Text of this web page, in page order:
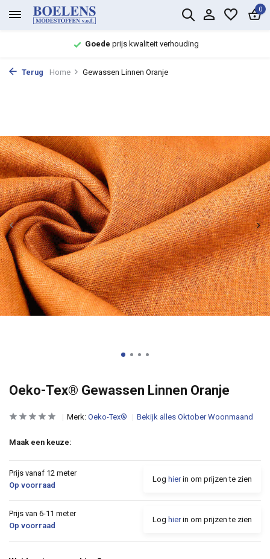
0
Goede prijs kwaliteit verhouding
Terug Home Gewassen Linnen Oranje
Oeko-Tex® Gewassen Linnen Oranje
Merk: Oeko-Tex® Bekijk alles Oktober Woonmaand
Maak een keuze:
Prijs vanaf 12 meter
Op voorraad
Log hierin om prijzen te zien
Prijs van 6-11 meter
Op voorraad
Log hierin om prijzen te zien